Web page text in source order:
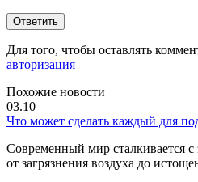
Ответить
Для того, чтобы оставлять
авторизация
Похожие новости
03.10
Что может сделать каждый для
Современный мир сталкивается
от загрязнения воздуха до